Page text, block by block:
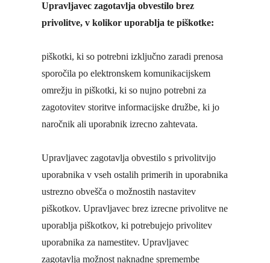
Upravljavec zagotavlja obvestilo brez
privolitve, v kolikor uporablja te piškotke:
piškotki, ki so potrebni izključno zaradi prenosa
sporočila po elektronskem komunikacijskem
omrežju in piškotki, ki so nujno potrebni za
zagotovitev storitve informacijske družbe, ki jo
naročnik ali uporabnik izrecno zahtevata.
Upravljavec zagotavlja obvestilo s privolitvijo
uporabnika v vseh ostalih primerih in uporabnika
ustrezno obvešča o možnostih nastavitev
piškotkov. Upravljavec brez izrecne privolitve ne
uporablja piškotkov, ki potrebujejo privolitev
uporabnika za namestitev. Upravljavec
zagotavlja možnost naknadne spremembe